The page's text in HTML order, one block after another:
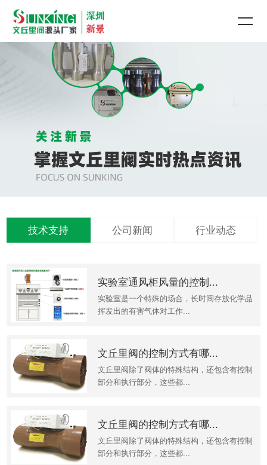
技术支持 公司新闻 行业动态
实验室通风柜风量的控制...
实验室是一个特殊的场合，长时间存放化学品
挥发出的有害气体对工作...
文丘里阀的控制方式有哪...
文丘里阀除了阀体的特殊结构，还包含有控制
部分和执行部分，这些都...
文丘里阀的控制方式有哪...
文丘里阀除了阀体的特殊结构，还包含有控制
部分和执行部分，这些都...